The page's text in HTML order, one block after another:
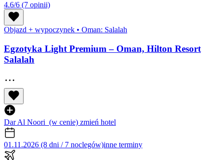
4.6/6 (7 opinii)
Objazd + wypoczynek • Oman: Salalah
Egzotyka Light Premium – Oman, Hilton Resort
Salalah
Dar Al Noori (w cenie) zmień hotel
01.11.2026 (8 dni / 7 noclegów)inne terminy